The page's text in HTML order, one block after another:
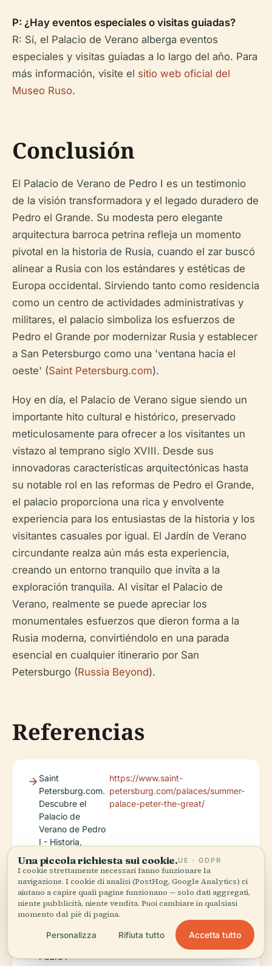
P: ¿Hay eventos especiales o visitas guiadas?
R: Sí, el Palacio de Verano alberga eventos
especiales y visitas guiadas a lo largo del año. Para
más información, visite el sitio web oficial del
Museo Ruso.
Conclusión
El Palacio de Verano de Pedro I es un testimonio
de la visión transformadora y el legado duradero de
Pedro el Grande. Su modesta pero elegante
arquitectura barroca petrina refleja un momento
pivotal en la historia de Rusia, cuando el zar buscó
alinear a Rusia con los estándares y estéticas de
Europa occidental. Sirviendo tanto como residencia
como un centro de actividades administrativas y
militares, el palacio simboliza los esfuerzos de
Pedro el Grande por modernizar Rusia y establecer
a San Petersburgo como una 'ventana hacia el
oeste' (Saint Petersburg.com).
Hoy en día, el Palacio de Verano sigue siendo un
importante hito cultural e histórico, preservado
meticulosamente para ofrecer a los visitantes un
vistazo al temprano siglo XVIII. Desde sus
innovadoras características arquitectónicas hasta
su notable rol en las reformas de Pedro el Grande,
el palacio proporciona una rica y envolvente
experiencia para los entusiastas de la historia y los
visitantes casuales por igual. El Jardín de Verano
circundante realza aún más esta experiencia,
creando un entorno tranquilo que invita a la
exploración tranquila. Al visitar el Palacio de
Verano, realmente se puede apreciar los
monumentales esfuerzos que dieron forma a la
Rusia moderna, convirtiéndolo en una parada
esencial en cualquier itinerario por San
Petersburgo (Russia Beyond).
Referencias
Saint
Petersburg.com.
Descubre el
Palacio de
Verano de Pedro
I - Historia,
Entradas y
Horarios.
https://www.saint-
petersburg.com/palaces/summer-
palace-peter-the-great/
Russia Beyond.
Visitando el
Palacio de
Pedro I -
https://www.rbth.com/arts/332527-
summer-palace-peter-the-great
Una piccola richiesta sui cookie.UE · GDPR
I cookie strettamente necessari fanno funzionare la
navigazione. I cookie di analisi (PostHog, Google Analytics) ci
aiutano a capire quali pagine funzionano — solo dati aggregati,
niente pubblicità, niente vendita. Puoi cambiare in qualsiasi
momento dal piè di pagina.
Personalizza Rifiuta tutto Accetta tutto